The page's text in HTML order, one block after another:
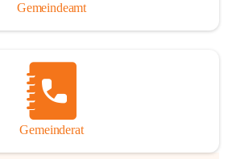
Gemeindeamt
Gemeinderat